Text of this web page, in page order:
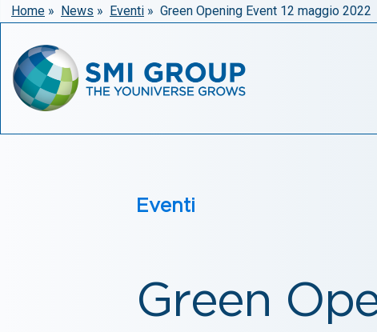
Home » News » Eventi » Green Opening Event 12 maggio 2022
Eventi
Green